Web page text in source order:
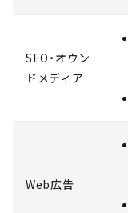
SEO・オウン
ドメディア
Web広告